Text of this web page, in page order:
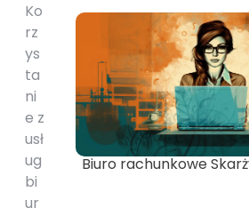
Biuro rachunkowe
Ko
rz
ys
ta
ni
e z
usł
ug
bi
ur